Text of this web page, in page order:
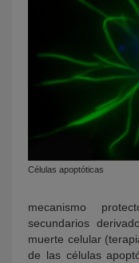
Células apoptóticas
mecanismo
secundarios
muerte celular
de las células